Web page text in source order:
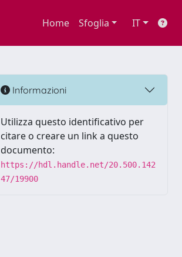
Home Sfoglia IT
Informazioni
Utilizza questo identificativo per
citare o creare un link a questo
documento:
https://hdl.handle.net/20.500.142
47/19900